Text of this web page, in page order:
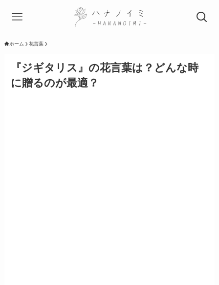
ホーム 花言葉
『ジギタリス』の花言葉は？どんな時
に贈るのが最適？